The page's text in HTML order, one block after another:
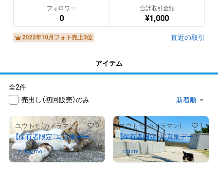
フォロワー
0
合計取引金額
¥1,000
2022年10月フォト売上3位 直近の取引
アイテム
全2件
売出し（初回販売）のみ
ユウトモ（カメラマン） 0
【保有者限定：写真集データ付き】猫写真
Yuka_mou
ket
さんが保有中
ユウトモ（カメラマン） 1
【保有者限定：写真集データ付き】猫写真
colors さんが保有中